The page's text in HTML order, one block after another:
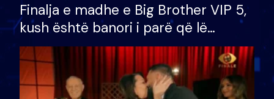
Finalja e madhe e Big Brother VIP 5,
kush është banori i parë që lë
shtëpinë dhe humb mundësinë për
të fituar çmimin e madh